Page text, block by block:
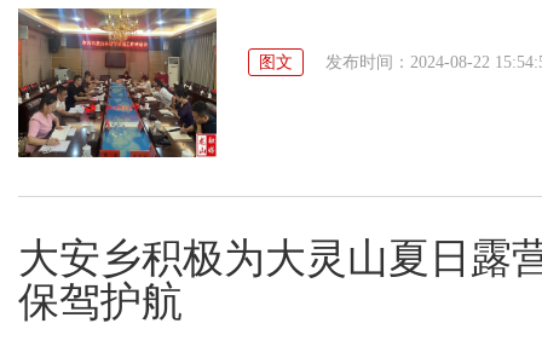
图文 发布时间：2024-08-22
大安乡积极为大灵山夏日露
保驾护航